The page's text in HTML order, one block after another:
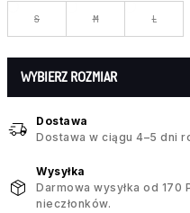
S M L
WYBIERZ ROZMIAR
Dostawa
Dostawa w ciągu 4–5 dni
Wysyłka
Darmowa wysyłka od 170
nieczłonków.